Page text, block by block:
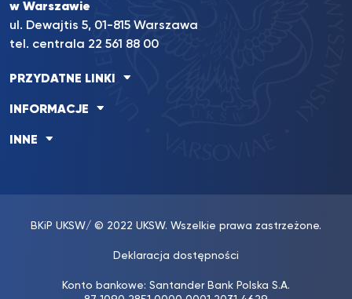
w Warszawie
ul. Dewajtis 5, 01-815 Warszawa
tel. centrala 22 561 88 00
PRZYDATNE LINKI
INFORMACJE
INNE
BKiP UKSW/ © 2022 UKSW. Wszelkie prawa zastrzeżone.
Deklaracja dostępności
Konto bankowe: Santander Bank Polska S.A.